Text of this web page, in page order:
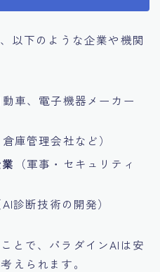
以下のような企業や機関
動車、電子機器メーカー
庫管理会社など）
（軍事・セキュリティ
AI診断技術の開発）
とで、パラダインAIは安
えられます。